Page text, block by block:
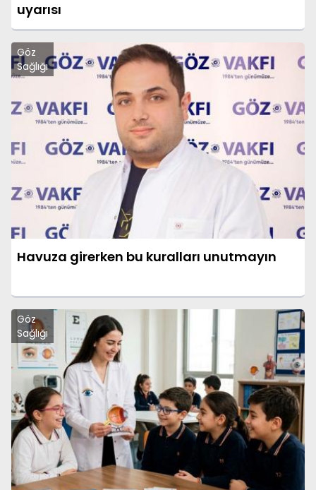
uyarısı
Göz
Sağlığı
Havuza girerken bu kuralları unutmayın
Göz
Sağlığı